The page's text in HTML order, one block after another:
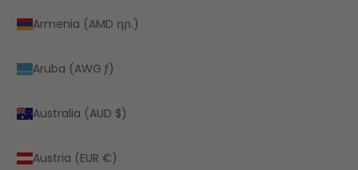
Armenia (AMD դր.)
Aruba (AWG ƒ)
Australia (AUD $)
Austria (EUR €)